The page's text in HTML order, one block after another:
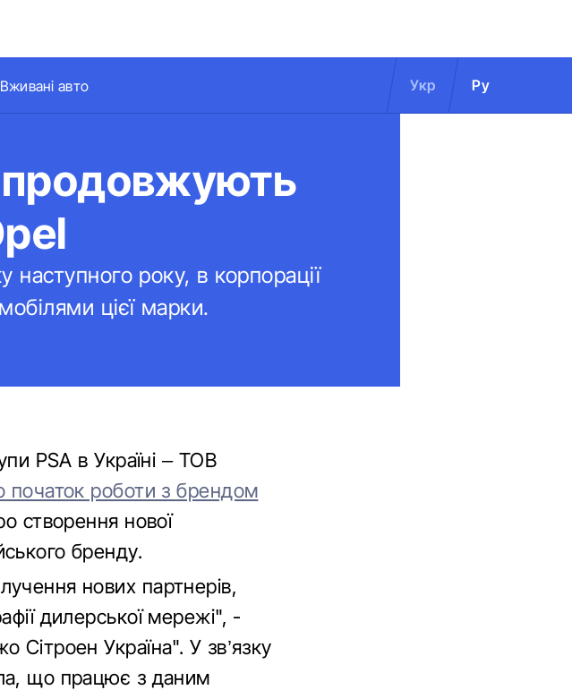
Вживані авто Укр Ру
року, в корпорації
цієї марки.
PSA в Україні – ТОВ
початок роботи з брендом
створення нової
бренду.
нових партнерів,
дилерської мережі", -
Сітроен Україна". У зв’язку
що працює з даним